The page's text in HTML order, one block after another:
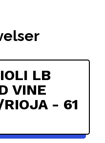
LB
VINE
- 61